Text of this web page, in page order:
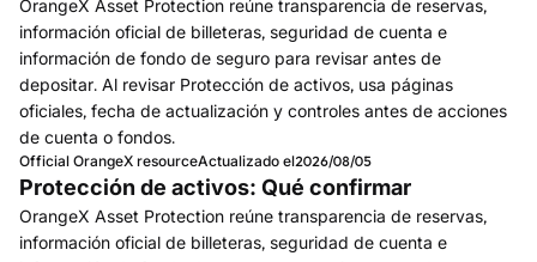
OrangeX Asset Protection reúne transparencia de reservas,
información oficial de billeteras, seguridad de cuenta e
información de fondo de seguro para revisar antes de
depositar. Al revisar Protección de activos, usa páginas
oficiales, fecha de actualización y controles antes de acciones
de cuenta o fondos.
Official OrangeX resourceActualizado el2026/08/05
Protección de activos: Qué confirmar
OrangeX Asset Protection reúne transparencia de reservas,
información oficial de billeteras, seguridad de cuenta e